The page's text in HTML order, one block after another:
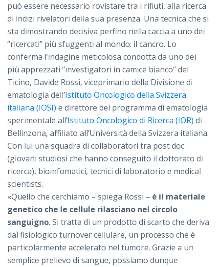
può essere necessario rovistare tra i rifiuti, alla ricerca
di indizi rivelatori della sua presenza. Una tecnica che si
sta dimostrando decisiva perfino nella caccia a uno dei
“ricercati” più sfuggenti al mondo: il cancro. Lo
conferma l’indagine meticolosa condotta da uno dei
più apprezzati “investigatori in camice bianco” del
Ticino, Davide Rossi, viceprimario della Divisione di
ematologia dell’Istituto Oncologico della Svizzera
italiana (IOSI) e direttore del programma di ematologia
sperimentale all’Istituto Oncologico di Ricerca (IOR) di
Bellinzona, affiliato all’Università della Svizzera italiana.
Con lui una squadra di collaboratori tra post doc
(giovani studiosi che hanno conseguito il dottorato di
ricerca), bioinfomatici, tecnici di laboratorio e medical
scientists.
«Quello che cerchiamo – spiega Rossi – è il materiale
genetico che le cellule rilasciano nel circolo
sanguigno. Si tratta di un prodotto di scarto che deriva
dal fisiologico turnover cellulare, un processo che è
particolarmente accelerato nel tumore. Grazie a un
semplice prelievo di sangue, possiamo dunque